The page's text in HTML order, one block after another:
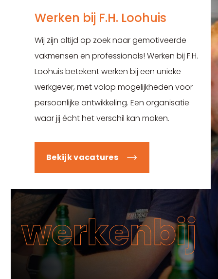
Werken bij F.H. Loohuis
Wij zijn altijd op zoek naar gemotiveerde
vakmensen en professionals! Werken bij F.H.
Loohuis betekent werken bij een unieke
werkgever, met volop mogelijkheden voor
persoonlijke ontwikkeling. Een organisatie
waar jij écht het verschil kan maken.
Bekijk vacatures
werkenbij